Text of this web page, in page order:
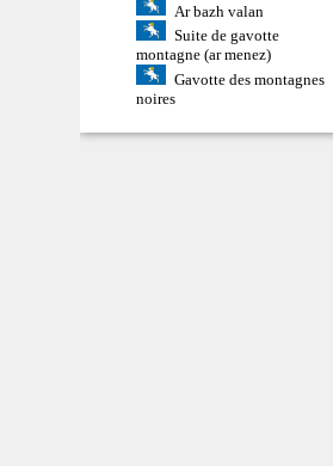
Ar bazh valan
Suite de gavotte
montagne (ar menez)
Gavotte des montagnes
noires